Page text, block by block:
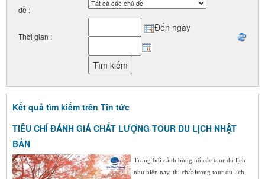
đề :
Thời gian :
Đến ngày
Kết quả tìm kiếm trên Tin tức
TIÊU CHÍ ĐÁNH GIÁ CHẤT LƯỢNG TOUR DU LỊCH NHẬT
BẢN
Trong bối cảnh bùng nổ các tour du lịch
như hiện nay, thì chất lượng tour du lịch